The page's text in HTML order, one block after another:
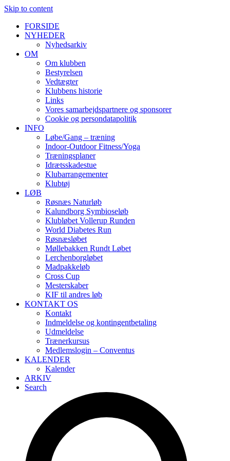
Skip to content
FORSIDE
NYHEDER
Nyhedsarkiv
OM
Om klubben
Bestyrelsen
Vedtægter
Klubbens historie
Links
Vores samarbejdspartnere og sponsorer
Cookie og persondatapolitik
INFO
Løbe/Gang – træning
Indoor-Outdoor Fitness/Yoga
Træningsplaner
Idrætsskadestue
Klubarrangementer
Klubtøj
LØB
Røsnæs Naturløb
Kalundborg Symbioseløb
Klubløbet Vollerup Runden
World Diabetes Run
Røsnæsløbet
Møllebakken Rundt Løbet
Lerchenborgløbet
Madpakkeløb
Cross Cup
Mesterskaber
KIF til andres løb
KONTAKT OS
Kontakt
Indmeldelse og kontingentbetaling
Udmeldelse
Trænerkursus
Medlemslogin – Conventus
KALENDER
Kalender
ARKIV
Search